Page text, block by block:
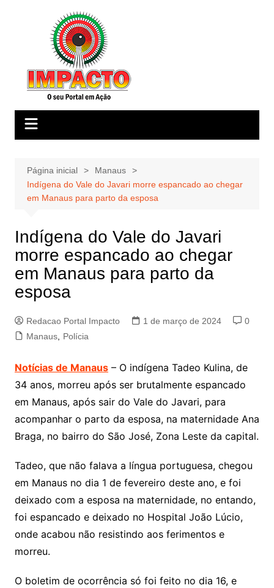
Página inicial
Manaus
Indígena do Vale do Javari morre espancado ao chegar
em Manaus para parto da esposa
Indígena do Vale do Javari
morre espancado ao chegar
em Manaus para parto da
esposa
Redacao Portal Impacto 1 de março de 2024
0
Manaus, Polícia
Notícias de Manaus– O indígena Tadeo Kulina, de
34 anos, morreu após ser brutalmente espancado
em Manaus, após sair do Vale do Javari, para
acompanhar o parto da esposa, na maternidade Ana
Braga, no bairro do São José, Zona Leste da capital.
Tadeo, que não falava a língua portuguesa, chegou
em Manaus no dia 1 de fevereiro deste ano, e foi
deixado com a esposa na maternidade, no entando,
foi espancado e deixado no Hospital João Lúcio,
onde acabou não resistindo aos ferimentos e
morreu.
O boletim de ocorrência só foi feito no dia 16, e